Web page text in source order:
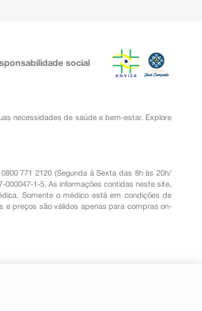
social
necessidades de saúde e bem-estar. Explore
771 2120 (Segunda à Sexta das 8h às 20h/
000047-1-5. As informações contidas neste site,
Somente o médico está em condições de
e preços são válidos apenas para compras on-